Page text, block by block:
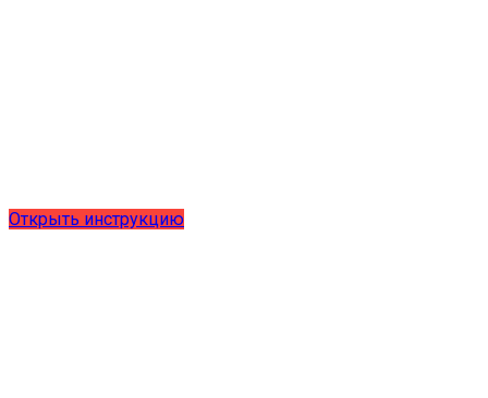
Открыть инструкцию